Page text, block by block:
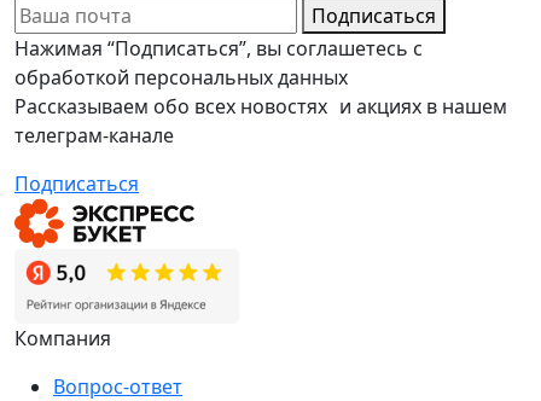
Подписаться
Нажимая “Подписаться”, вы соглашетесь с
обработкой персональных данных
Рассказываем обо всех новостях и акциях в нашем
телеграм-канале
Подписаться
Компания
Вопрос-ответ